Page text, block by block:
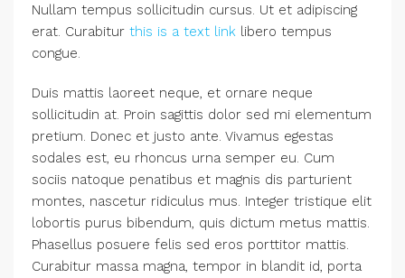
Nullam tempus sollicitudin cursus. Ut et adipiscing
erat. Curabitur this is a text link libero tempus
congue.
Duis mattis laoreet neque, et ornare neque
sollicitudin at. Proin sagittis dolor sed mi elementum
pretium. Donec et justo ante. Vivamus egestas
sodales est, eu rhoncus urna semper eu. Cum
sociis natoque penatibus et magnis dis parturient
montes, nascetur ridiculus mus. Integer tristique elit
lobortis purus bibendum, quis dictum metus mattis.
Phasellus posuere felis sed eros porttitor mattis.
Curabitur massa magna, tempor in blandit id, porta